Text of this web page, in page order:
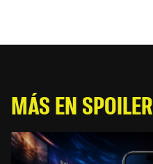
MÁS EN SPOILER